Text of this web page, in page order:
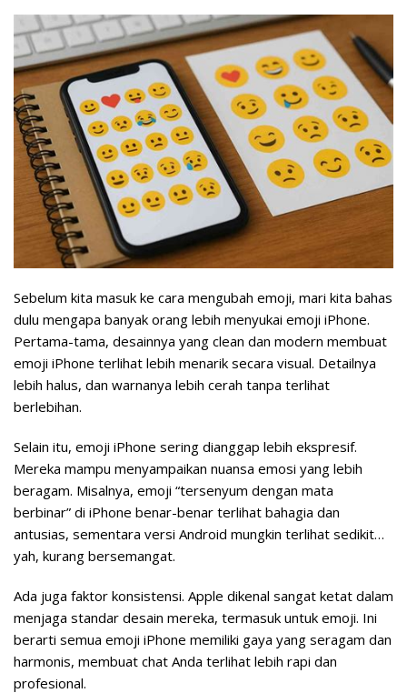
Sebelum kita masuk ke cara mengubah emoji, mari kita bahas
dulu mengapa banyak orang lebih menyukai emoji iPhone.
Pertama-tama, desainnya yang clean dan modern membuat
emoji iPhone terlihat lebih menarik secara visual. Detailnya
lebih halus, dan warnanya lebih cerah tanpa terlihat
berlebihan.
Selain itu, emoji iPhone sering dianggap lebih ekspresif.
Mereka mampu menyampaikan nuansa emosi yang lebih
beragam. Misalnya, emoji “tersenyum dengan mata
berbinar” di iPhone benar-benar terlihat bahagia dan
antusias, sementara versi Android mungkin terlihat sedikit…
yah, kurang bersemangat.
Ada juga faktor konsistensi. Apple dikenal sangat ketat dalam
menjaga standar desain mereka, termasuk untuk emoji. Ini
berarti semua emoji iPhone memiliki gaya yang seragam dan
harmonis, membuat chat Anda terlihat lebih rapi dan
profesional.